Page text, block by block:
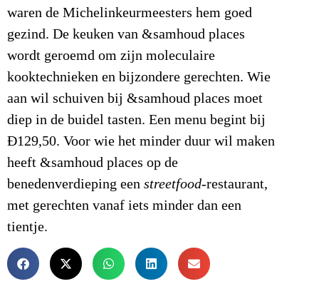
waren de Michelinkeurmeesters hem goed
gezind. De keuken van &samhoud places
wordt geroemd om zijn moleculaire
kooktechnieken en bijzondere gerechten. Wie
aan wil schuiven bij &samhoud places moet
diep in de buidel tasten. Een menu begint bij
Ð129,50. Voor wie het minder duur wil maken
heeft &samhoud places op de
benedenverdieping een streetfood-restaurant,
met gerechten vanaf iets minder dan een
tientje.